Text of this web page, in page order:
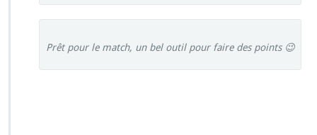
Prêt pour le match, un bel outil pour faire des points 😉